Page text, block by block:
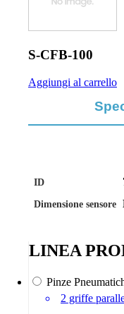
S-CFB-100
Aggiungi al carrello
ID
Dimensione sensore
LINEA
Pinze
2 griffe